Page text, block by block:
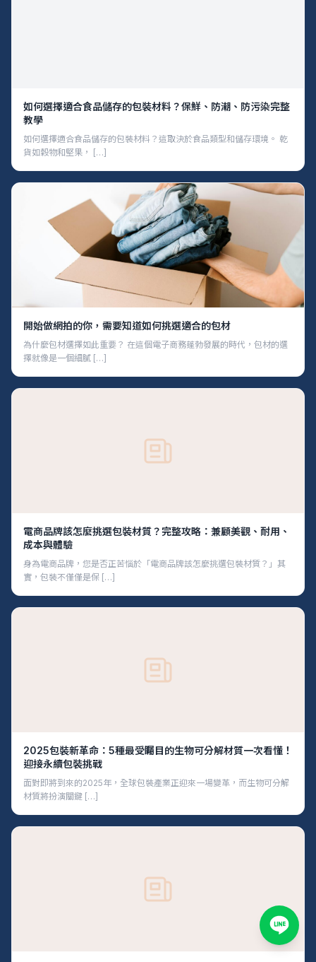
如何選擇適合食品儲存的包裝材料？保鮮、防潮、防污染完整
教學
如何選擇適合食品儲存的包裝材料？這取決於食品類型和儲存環境。 乾
貨如穀物和堅果， […]
開始做網拍的你，需要知道如何挑選適合的包材
為什麼包材選擇如此重要？ 在這個電子商務蓬勃發展的時代，包材的選
擇就像是一個細膩 […]
電商品牌該怎麼挑選包裝材質？完整攻略：兼顧美觀、耐用、
成本與體驗
身為電商品牌，您是否正苦惱於「電商品牌該怎麼挑選包裝材質？」其
實，包裝不僅僅是保 […]
2025包裝新革命：5種最受矚目的生物可分解材質一次看懂！
迎接永續包裝挑戰
面對即將到來的2025年，全球包裝產業正迎來一場變革，而生物可分解
材質將扮演關鍵 […]